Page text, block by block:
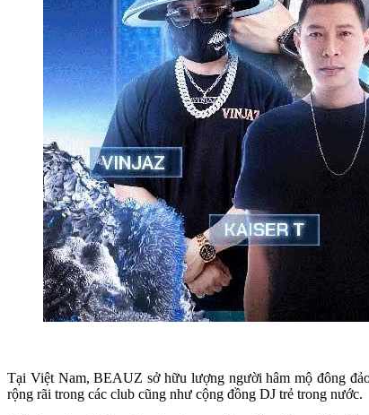
Tại Việt Nam, BEAUZ sở hữu lượng người hâm mộ đông
rộng rãi trong các club cũng như cộng đồng DJ trẻ trong nước.